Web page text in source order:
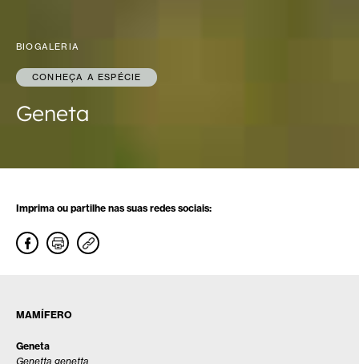
BIOGALERIA
CONHEÇA A ESPÉCIE
Geneta
Imprima ou partilhe nas suas redes sociais:
MAMÍFERO
Geneta
Genetta genetta